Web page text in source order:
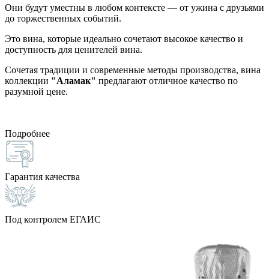
Они будут уместны в любом контексте — от ужина с друзьями
до торжественных событий.
Это вина, которые идеально сочетают высокое качество и
доступность для ценителей вина.
Сочетая традиции и современные методы производства, вина
коллекции "Аламак" предлагают отличное качество по
разумной цене.
Подробнее
Гарантия качества
Под контролем ЕГАИС